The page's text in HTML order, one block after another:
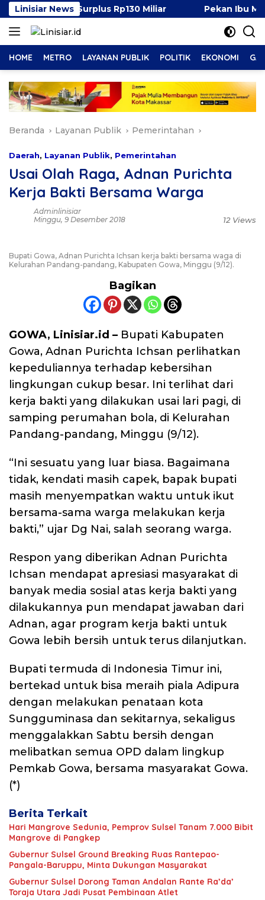
Langsung
ke
konten
Linisiar News
Persen, Surplus Rp130 Miliar Pekan Ibu
HOME METRO LAYANAN PUBLIK POLITIK EKONOMI
Beranda Layanan Publik Pemerintahan
Daerah, Layanan Publik, Pemerintahan
Usai Olah Raga, Adnan Purichta
Kerja Bakti Bersama Warga
Adminlinisiar
Minggu, 9 Desember 2018
12 Views
Bupati Gowa, Adnan Purichta Ichsan kerja bakti bersama waga di
Kelurahan Pandang-pandang, Kabupaten Gowa, Minggu (9/12).
Bagikan
GOWA, Linisiar.id – Bupati Kabupaten
Gowa, Adnan Purichta Ichsan perlihatkan
kepeduliannya terhadap kebersihan
lingkungan cukup besar. Ini terlihat dari
kerja bakti yang dilakukan usai lari pagi, di
samping perumahan bola, di Kelurahan
Pandang-pandang, Minggu (9/12).
“Ini sesuatu yang luar biasa. Bagaimana
tidak, kendati masih capek, bapak bupati
masih menyempatkan waktu untuk ikut
bersama-sama warga melakukan kerja
bakti,” ujar Dg Nai, salah seorang warga.
Respon yang diberikan Adnan Purichta
Ichsan mendapat apresiasi masyarakat di
banyak media sosial atas kerja bakti yang
dilakukannya pun mendapat jawaban dari
Adnan, agar program kerja bakti untuk
Gowa lebih bersih untuk terus dilanjutkan.
Bupati termuda di Indonesia Timur ini,
bertekad untuk bisa meraih piala Adipura
dengan melakukan penataan kota
Sungguminasa dan sekitarnya, sekaligus
menggalakkan Sabtu bersih dengan
melibatkan semua OPD dalam lingkup
Pemkab Gowa, bersama masyarakat Gowa.
(*)
Berita Terkait
Hari Mangrove Sedunia, Pemprov Sulsel Tanam 7.000 Bibit
Mangrove di Pangkep
Gubernur Sulsel Ground Breaking Ruas Rantepao-
Pangala-Baruppu, Minta Dukungan Masyarakat
Gubernur Sulsel Dorong Taman Andalan Rante Ra’da’
Toraja Utara Jadi Pusat Pembinaan Atlet